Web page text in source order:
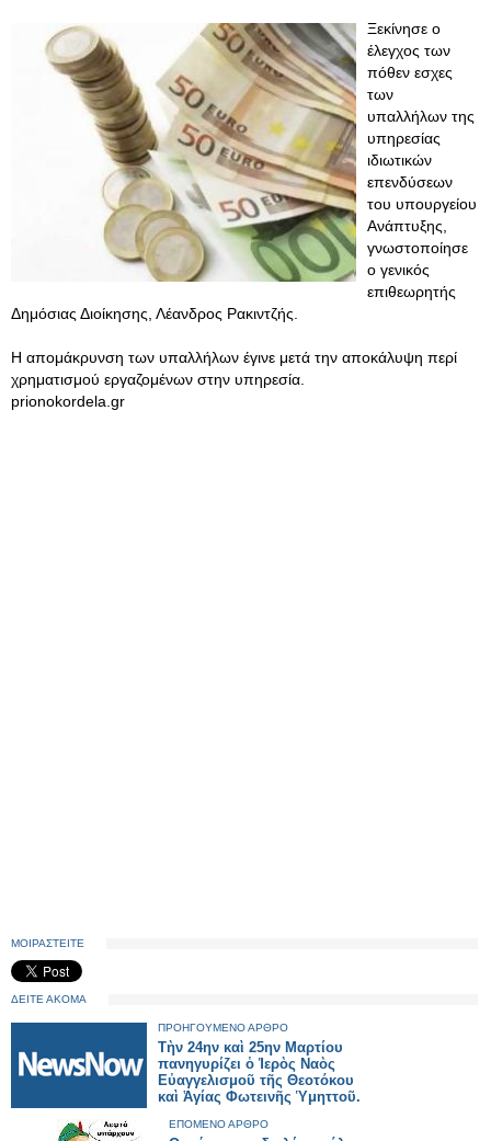
Ξεκίνησε ο
έλεγχος των
πόθεν εσχες
των
υπαλλήλων της
υπηρεσίας
ιδιωτικών
επενδύσεων
του υπουργείου
Ανάπτυξης,
γνωστοποίησε
ο γενικός
επιθεωρητής
Δημόσιας Διοίκησης, Λέανδρος Ρακιντζής.
Η απομάκρυνση των υπαλλήλων έγινε μετά την αποκάλυψη περί
χρηματισμού εργαζομένων στην υπηρεσία.
prionokordela.gr
ΜΟΙΡΑΣΤΕΙΤΕ
ΔΕΙΤΕ ΑΚΟΜΑ
ΠΡΟΗΓΟΥΜΕΝΟ ΑΡΘΡΟ
Τὴν 24ην καὶ 25ην Μαρτίου
πανηγυρίζει ὁ Ἱερὸς Ναὸς
Εὐαγγελισμοῦ τῆς Θεοτόκου
καὶ Ἁγίας Φωτεινῆς Ὑμηττοῦ.
ΕΠΟΜΕΝΟ ΑΡΘΡΟ